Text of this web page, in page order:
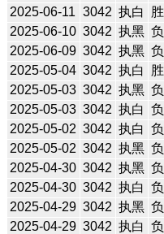
2025-06-11 3042 执白 胜
2025-06-10 3042 执黑 负
2025-06-09 3042 执黑 负
2025-05-04 3042 执白 胜
2025-05-03 3042 执黑 负
2025-05-03 3042 执白 负
2025-05-02 3042 执白 负
2025-05-02 3042 执黑 负
2025-04-30 3042 执黑 负
2025-04-30 3042 执白 负
2025-04-29 3042 执黑 负
2025-04-29 3042 执白 负